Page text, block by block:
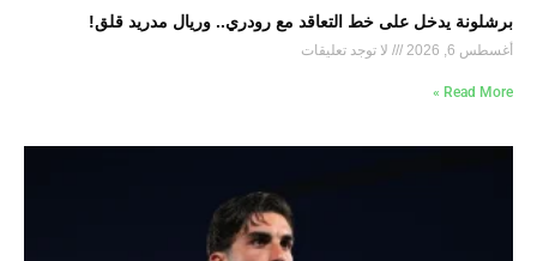
برشلونة يدخل على خط التعاقد مع رودري.. وريال مدريد قلق!
أغسطس 6, 2026 لا توجد تعليقات
Read More »